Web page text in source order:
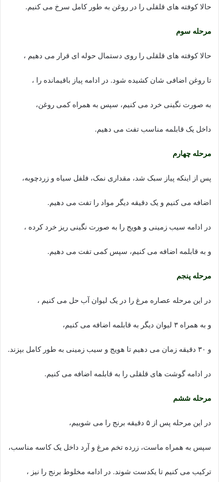
حالا کوفته های قلقلی را در روغن به طور کامل سرخ می کنیم.
مرحله سوم
حالا کوفته های قلقلی را روی دستمال حوله ای قرار می دهیم ،
تا روغن اضافی شان کشیده شود. در ادامه پیاز باقیمانده را ،
به صورت نگینی خرد می کنیم، سپس به همراه کمی روغن،
داخل یک قابلمه مناسب تفت می دهیم.
مرحله چهارم
پس از اینکه پیاز سبک شد، مقداری نمک، فلفل سیاه و زردچوبه،
اضافه می کنیم و یک دقیقه دیگر مواد را تفت می دهیم.
در ادامه سیب زمینی و هویج را به صورت نگینی ریز خرد کرده ،
و به قابلمه اضافه می کنیم، سپس کمی تفت می دهیم.
مرحله پنجم
در این مرحله عصاره مرغ را در یک لیوان آب حل می کنیم ،
و به همراه ۳ لیوان دیگر به قابلمه اضافه می کنیم،
و ۳۰ دقیقه زمان می دهیم تا هویج و سیب زمینی به طور کامل بپزند.
در ادامه گوشت های قلقلی را به قابلمه اضافه می کنیم.
مرحله ششم
در این مرحله پس از ۵ دقیقه برنج را می شوییم،
سپس به همراه ماست، زرده تخم مرغ و آرد داخل یک کاسه مناسب،
ترکیب می کنیم تا یکدست شوند. در ادامه مخلوط برنج را نیز ،